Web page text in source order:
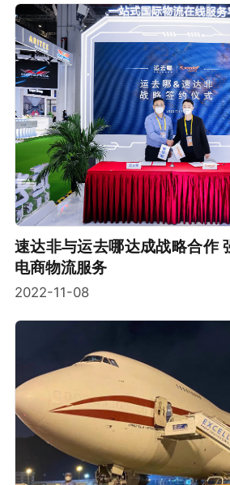
速达非与运去哪达成战略合作
电商物流服务
2022-11-08